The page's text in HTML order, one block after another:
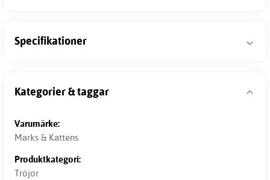
Specifikationer
Kategorier & taggar
Varumärke:
Marks & Kattens
Produktkategori:
Tröjor